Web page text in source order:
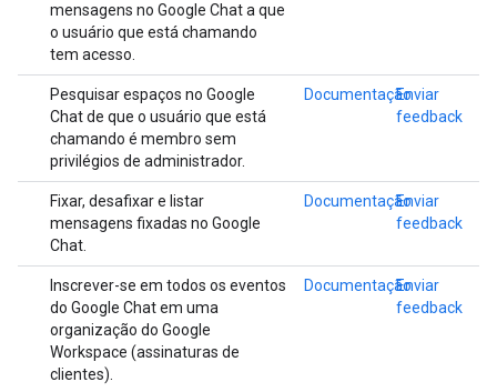
mensagens no Google Chat a que
o usuário que está chamando
tem acesso.
Pesquisar espaços no Google
Chat de que o usuário que está
chamando é membro sem
privilégios de administrador.
DocumentaçãoEnviar
feedback
Fixar, desafixar e listar
mensagens fixadas no Google
Chat.
DocumentaçãoEnviar
feedback
Inscrever-se em todos os eventos
do Google Chat em uma
organização do Google
Workspace (assinaturas de
clientes).
DocumentaçãoEnviar
feedback